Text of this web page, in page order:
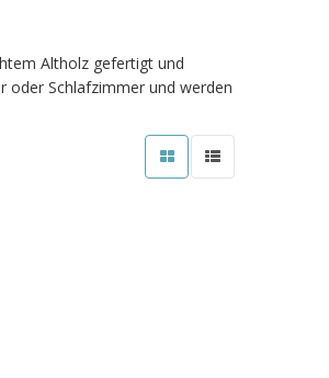
Altholz gefertigt und
oder Schlafzimmer und werden